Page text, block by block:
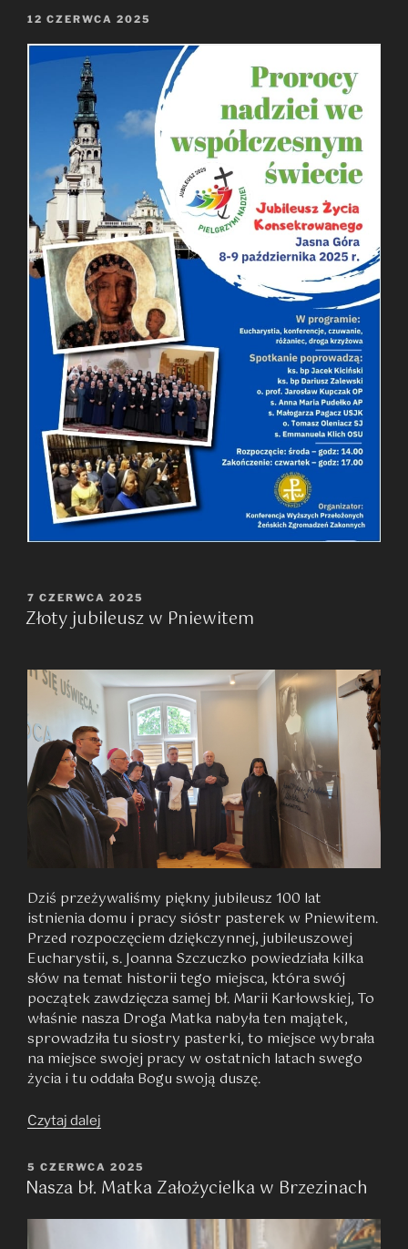
OPUBLIKOWANE
12 CZERWCA 2025
OPUBLIKOWANE
W
7 CZERWCA 2025
Złoty jubileusz w Pniewitem
Dziś przeżywaliśmy piękny jubileusz 100 lat
istnienia domu i pracy sióstr pasterek w Pniewitem.
Przed rozpoczęciem dziękczynnej, jubileuszowej
Eucharystii, s. Joanna Szczuczko powiedziała kilka
słów na temat historii tego miejsca, która swój
początek zawdzięcza samej bł. Marii Karłowskiej, To
właśnie nasza Droga Matka nabyła ten majątek,
sprowadziła tu siostry pasterki, to miejsce wybrała
na miejsce swojej pracy w ostatnich latach swego
życia i tu oddała Bogu swoją duszę.
Czytaj dalej
w
Pniewitem”
OPUBLIKOWANE
W
5 CZERWCA 2025
Nasza bł. Matka Założycielka w Brzezinach